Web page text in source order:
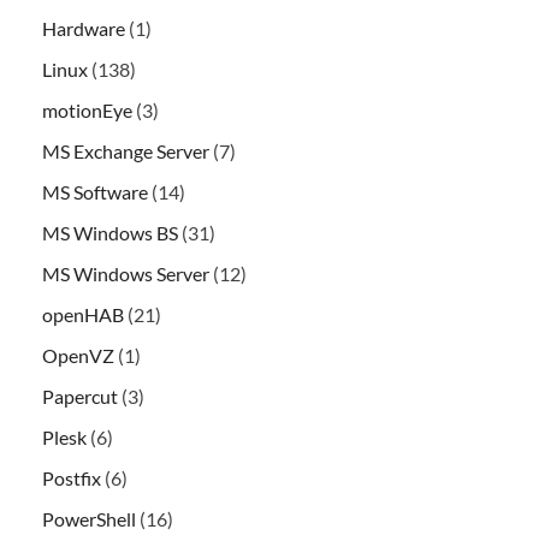
Hardware (1)
Linux (138)
motionEye (3)
MS Exchange Server (7)
MS Software (14)
MS Windows BS (31)
MS Windows Server (12)
openHAB (21)
OpenVZ (1)
Papercut (3)
Plesk (6)
Postfix (6)
PowerShell (16)